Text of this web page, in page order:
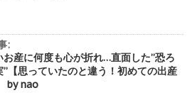
:
お産に何度も心が折れ…直面した”恐ろ
”【思っていたのと違う！初めての出産
by nao